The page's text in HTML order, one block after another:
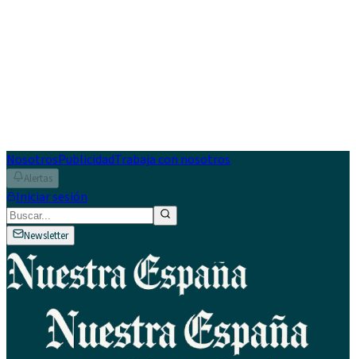
NosotrosPublicidadTrabaja con nosotros
Alertas
Iniciar sesión
Newsletter